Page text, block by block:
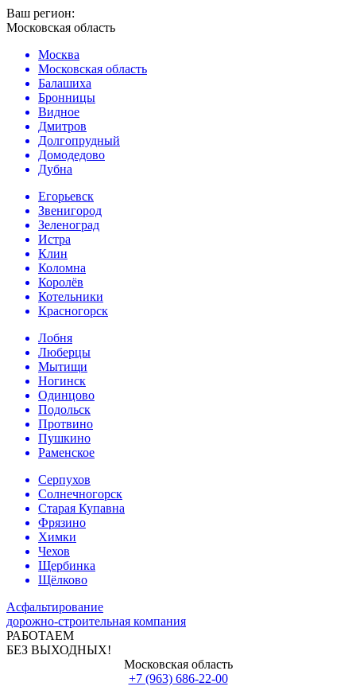
Ваш регион:
Московская область
Москва
Московская область
Балашиха
Бронницы
Видное
Дмитров
Долгопрудный
Домодедово
Дубна
Егорьевск
Звенигород
Зеленоград
Истра
Клин
Коломна
Королёв
Котельники
Красногорск
Лобня
Люберцы
Мытищи
Ногинск
Одинцово
Подольск
Протвино
Пушкино
Раменское
Серпухов
Солнечногорск
Старая Купавна
Фрязино
Химки
Чехов
Щербинка
Щёлково
Асфальтирование
дорожно-строительная компания
РАБОТАЕМ
БЕЗ ВЫХОДНЫХ!
Московская область
+7 (963) 686-22-00